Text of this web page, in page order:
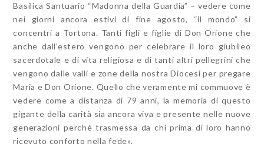
Basilica Santuario “Madonna della Guardia” – vedere come
nei giorni ancora estivi di fine agosto, “il mondo” si
concentri a Tortona. Tanti figli e figlie di Don Orione che
anche dall’estero vengono per celebrare il loro giubileo
sacerdotale e di vita religiosa e di tanti altri pellegrini che
vengono dalle valli e zone della nostra Diocesi per pregare
Maria e Don Orione. Quello che veramente mi commuove è
vedere come a distanza di 79 anni, la memoria di questo
gigante della carità sia ancora viva e presente nelle nuove
generazioni perché trasmessa da chi prima di loro hanno
ricevuto conforto nella fede».